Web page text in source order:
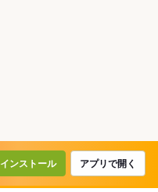
インストール アプリで開く